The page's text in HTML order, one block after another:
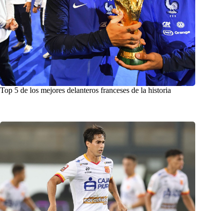
Top 5 de los mejores delanteros franceses de la historia